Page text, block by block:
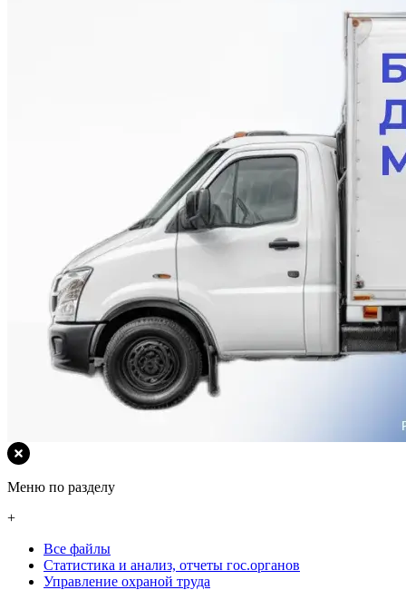
Меню по разделу
+
Все файлы
Статистика и анализ, отчеты гос.органов
Управление охраной труда